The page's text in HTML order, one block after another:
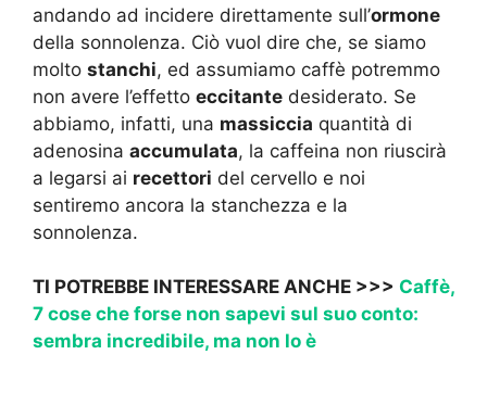
andando ad incidere direttamente sull’ormone
della sonnolenza. Ciò vuol dire che, se siamo
molto stanchi, ed assumiamo caffè potremmo
non avere l’effetto eccitante desiderato. Se
abbiamo, infatti, una massiccia quantità di
adenosina accumulata, la caffeina non riuscirà
a legarsi ai recettori del cervello e noi
sentiremo ancora la stanchezza e la
sonnolenza.
TI POTREBBE INTERESSARE ANCHE >>> Caffè,
7 cose che forse non sapevi sul suo conto:
sembra incredibile, ma non lo è